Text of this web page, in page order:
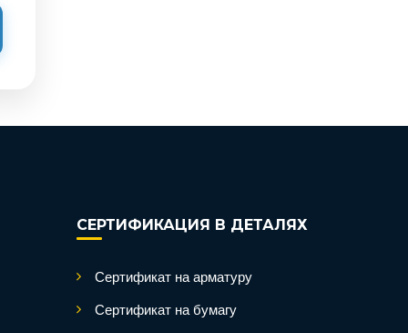
СЕРТИФИКАЦИЯ В ДЕТАЛЯХ
Сертификат на арматуру
Сертификат на бумагу